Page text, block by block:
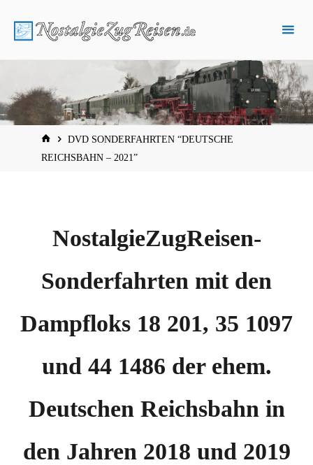
Inhalt
START
DVD SONDERFAHRTEN “DEUTSCHE
REICHSBAHN – 2021”
NostalgieZugReisen-
Sonderfahrten mit den
Dampfloks 18 201, 35 1097
und 44 1486 der ehem.
Deutschen Reichsbahn in
den Jahren 2018 und 2019